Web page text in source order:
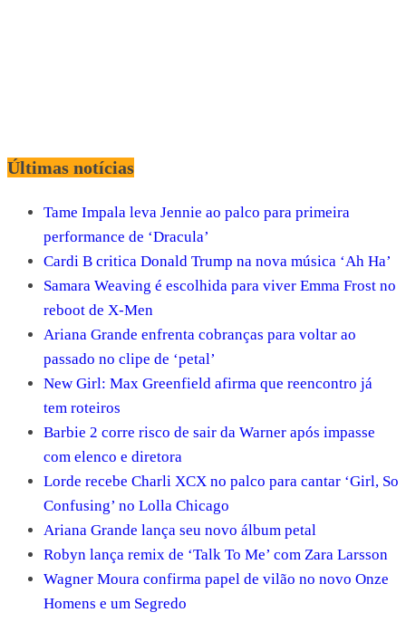
Últimas notícias
Tame Impala leva Jennie ao palco para primeira
performance de ‘Dracula’
Cardi B critica Donald Trump na nova música ‘Ah Ha’
Samara Weaving é escolhida para viver Emma Frost no
reboot de X-Men
Ariana Grande enfrenta cobranças para voltar ao
passado no clipe de ‘petal’
New Girl: Max Greenfield afirma que reencontro já
tem roteiros
Barbie 2 corre risco de sair da Warner após impasse
com elenco e diretora
Lorde recebe Charli XCX no palco para cantar ‘Girl, So
Confusing’ no Lolla Chicago
Ariana Grande lança seu novo álbum petal
Robyn lança remix de ‘Talk To Me’ com Zara Larsson
Wagner Moura confirma papel de vilão no novo Onze
Homens e um Segredo